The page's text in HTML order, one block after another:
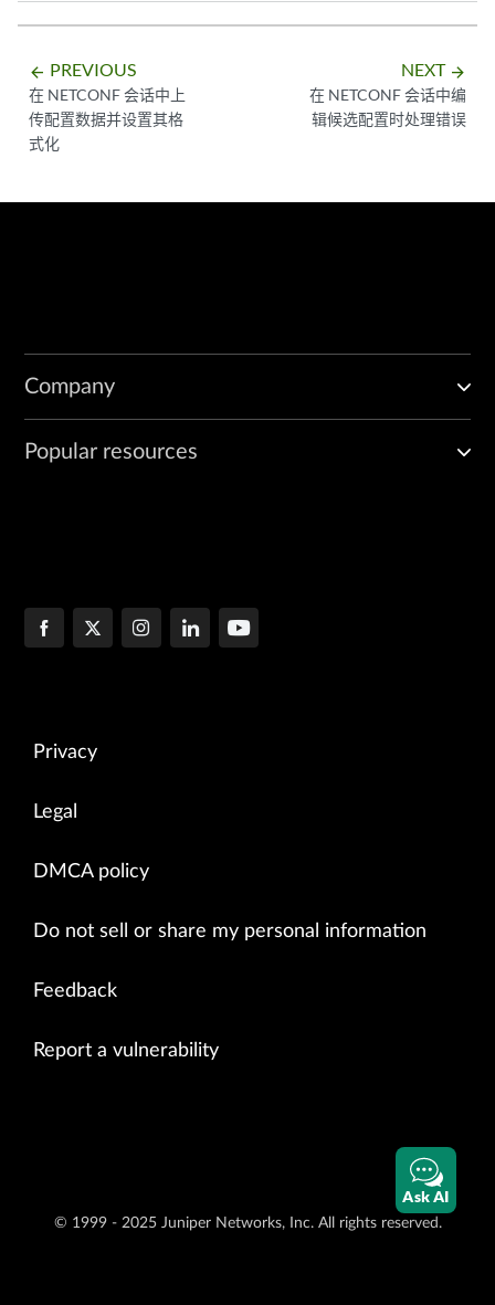
arrow_backward PREVIOUS
在 NETCONF 会话中上
传配置数据并设置其格
式化
NEXT arrow_forward
在 NETCONF 会话中编
辑候选配置时处理错误
Company
Popular resources
Privacy
Legal
DMCA policy
Do not sell or share my personal information
Feedback
Report a vulnerability
© 1999 - 2025 Juniper Networks, Inc. All rights reserved.
Ask AI